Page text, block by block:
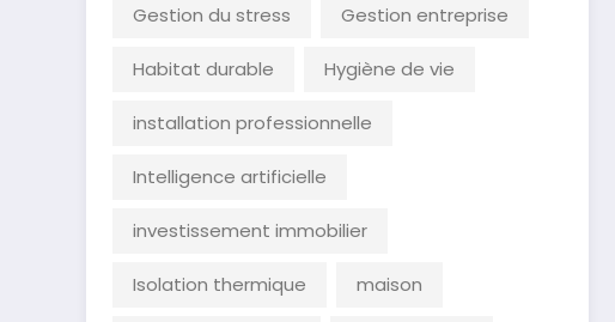
Gestion du stress Gestion entreprise
Habitat durable Hygiène de vie
installation professionnelle
Intelligence artificielle
investissement immobilier
Isolation thermique maison